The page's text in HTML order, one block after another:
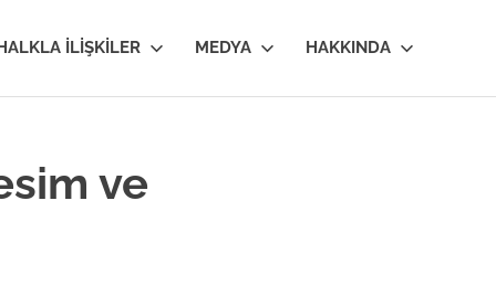
HALKLA İLIŞKILER MEDYA HAKKINDA
ve